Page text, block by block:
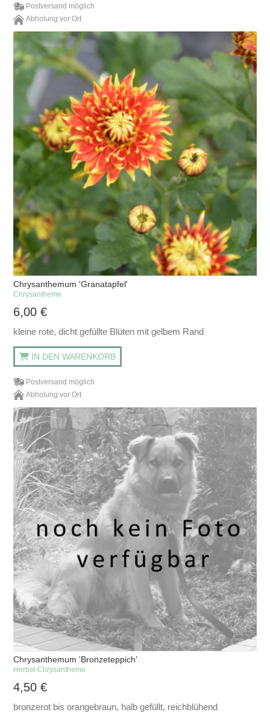
Postversand möglich
Abholung vor Ort
Chrysanthemum 'Granatapfel'
Chrysantheme
6,00€
kleine rote, dicht gefüllte Blüten mit gelbem Rand
IN DEN WARENKORB
Postversand möglich
Abholung vor Ort
Chrysanthemum 'Bronzeteppich'
Herbst-Chrysantheme
4,50€
bronzerot bis orangebraun, halb gefüllt, reichblühend